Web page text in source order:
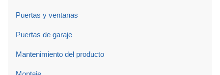
Puertas y ventanas
Puertas de garaje
Mantenimiento del producto